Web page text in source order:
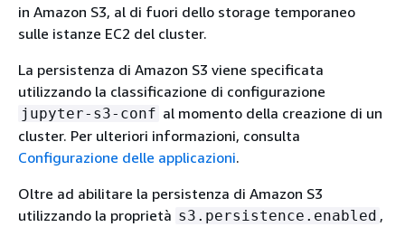
in Amazon S3, al di fuori dello storage temporaneo
sulle istanze EC2 del cluster.
La persistenza di Amazon S3 viene specificata
utilizzando la classificazione di configurazione
jupyter-s3-conf al momento della creazione di un
cluster. Per ulteriori informazioni, consulta
Configurazione delle applicazioni.
Oltre ad abilitare la persistenza di Amazon S3
utilizzando la proprietà s3.persistence.enabled ,